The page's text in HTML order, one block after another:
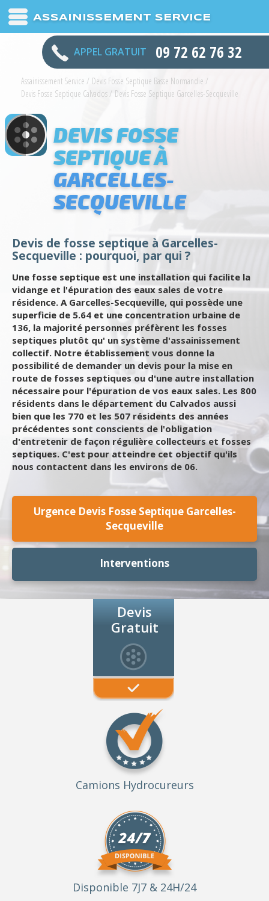
ASSAINISSEMENT SERVICE
APPEL GRATUIT 09 72 62 76 32
Assainissement Service / Devis Fosse Septique Basse Normandie /
Devis Fosse Septique Calvados / Devis Fosse Septique Garcelles-Secqueville
DEVIS FOSSE
SEPTIQUE À
GARCELLES-
SECQUEVILLE
Devis de fosse septique à Garcelles-
Secqueville : pourquoi, par qui ?
Une fosse septique est une installation qui facilite la
vidange et l'épuration des eaux sales de votre
résidence. A Garcelles-Secqueville, qui possède une
superficie de 5.64 et une concentration urbaine de
136, la majorité personnes préfèrent les fosses
septiques plutôt qu' un système d'assainissement
collectif. Notre établissement vous donne la
possibilité de demander un devis pour la mise en
route de fosses septiques ou d'une autre installation
nécessaire pour l'épuration de vos eaux sales. Les 800
résidents dans le département du Calvados aussi
bien que les 770 et les 507 résidents des années
précédentes sont conscients de l'obligation
d'entretenir de façon régulière collecteurs et fosses
septiques. C'est pour atteindre cet objectif qu'ils
nous contactent dans les environs de 06.
Urgence Devis Fosse Septique Garcelles-
Secqueville
Interventions
Devis
Gratuit
Camions Hydrocureurs
Disponible 7J7 & 24H/24